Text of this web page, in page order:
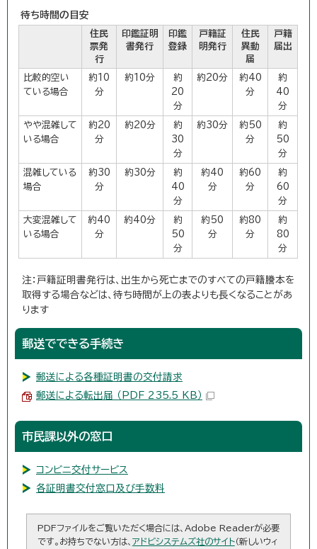
待ち時間の目安
住民
票発
行
印鑑証明
書発行
印鑑
登録
戸籍証
明発行
住民
異動
届
戸籍
届出
比較的空い
ている場合
約10
分
約10分
約
20
分
約20分
約40
分
約
40
分
やや混雑して
いる場合
約20
分
約20分
約
30
分
約30分
約50
分
約
50
分
混雑している
場合
約30
分
約30分
約
40
分
約40
分
約60
分
約
60
分
大変混雑して
いる場合
約40
分
約40分
約
50
分
約50
分
約80
分
約
80
分
注：戸籍証明書発行は、出生から死亡までのすべての戸籍謄本を
取得する場合などは、待ち時間が上の表よりも長くなることがあ
ります
郵送でできる手続き
郵送による各種証明書の交付請求
郵送による転出届 （PDF 235.5 KB）
市民課以外の窓口
コンビニ交付サービス
各証明書交付窓口及び手数料
PDFファイルをご覧いただく場合には、Adobe Readerが必要
です。お持ちでない方は、 アドビシステムズ社のサイト（新しいウィ